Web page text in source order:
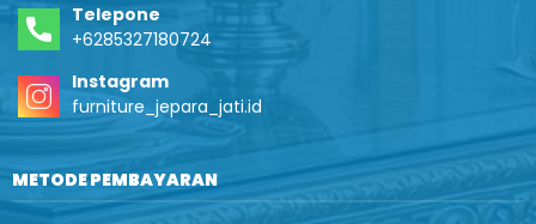
Telepone
+6285327180724
Instagram
furniture_jepara_jati.id
METODE PEMBAYARAN